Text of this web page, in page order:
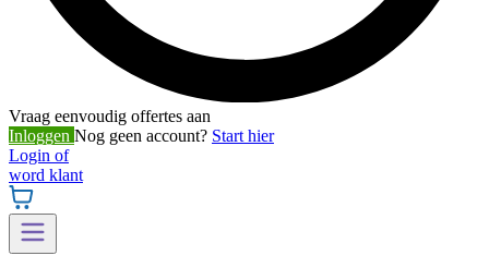
Vraag eenvoudig offertes aan
Inloggen Nog geen account? Start hier
Login of
word klant